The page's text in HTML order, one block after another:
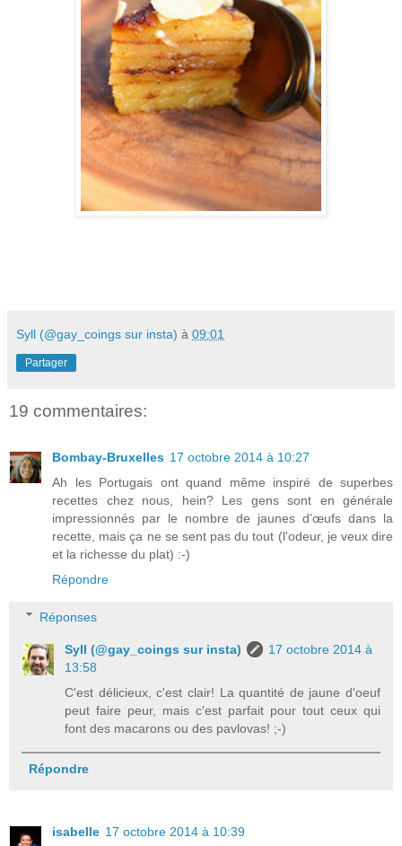
Syll (@gay_coings sur insta) à 09:01
Partager
19 commentaires:
Bombay-Bruxelles 17 octobre 2014 à 10:27
Ah les Portugais ont quand même inspiré de superbes
recettes chez nous, hein? Les gens sont en générale
impressionnés par le nombre de jaunes d’œufs dans la
recette, mais ça ne se sent pas du tout (l'odeur, je veux dire
et la richesse du plat) :-)
Répondre
Réponses
Syll (@gay_coings sur insta)
17 octobre 2014 à
13:58
C'est délicieux, c'est clair! La quantité de jaune d'oeuf
peut faire peur, mais c'est parfait pour tout ceux qui
font des macarons ou des pavlovas! ;-)
Répondre
isabelle 17 octobre 2014 à 10:39